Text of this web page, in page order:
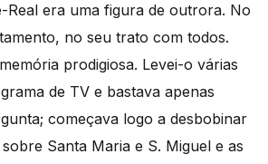
era uma figura de outrora. No
no seu trato com todos.
prodigiosa. Levei-o várias
de TV e bastava apenas
começava logo a desbobinar
Santa Maria e S. Miguel e as